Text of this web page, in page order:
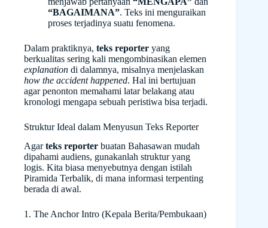
“BAGAIMANA”. Teks ini menguraikan
proses terjadinya suatu fenomena.
Dalam praktiknya, teks reporter yang
berkualitas sering kali mengombinasikan elemen
explanation di dalamnya, misalnya menjelaskan
how the accident happened. Hal ini bertujuan
agar penonton memahami latar belakang atau
kronologi mengapa sebuah peristiwa bisa terjadi.
Struktur Ideal dalam Menyusun Teks Reporter
Agarteks reporter buatan Bahasawan mudah
dipahami audiens, gunakanlah struktur yang
logis. Kita biasa menyebutnya dengan istilah
Piramida Terbalik, di mana informasi terpenting
berada di awal.
1. The Anchor Intro (Kepala Berita/Pembukaan)